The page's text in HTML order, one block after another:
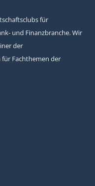
für
und Finanzbranche. Wir
der
Fachthemen der